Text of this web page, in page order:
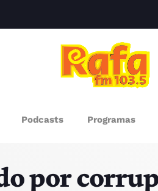
Podcasts Programas
por